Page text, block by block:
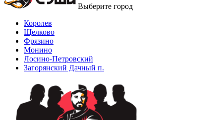
Выберите город
Королев
Щелково
Фрязино
Монино
Лосино-Петровский
Загорянский Дачный п.